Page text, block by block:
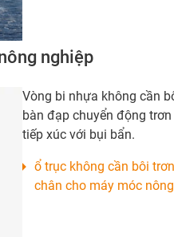
nghiệp
Vòng bi nhựa không cần
bàn đạp chuyển động
tiếp xúc với bụi bẩn.
ổ trục không cần bôi
chân cho máy móc